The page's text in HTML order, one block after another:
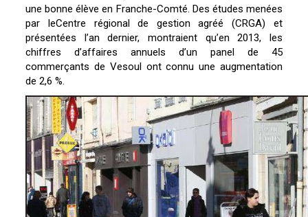
une bonne élève en Franche-Comté. Des études menées
par leCentre régional de gestion agréé (CRGA) et
présentées l’an dernier, montraient qu’en 2013, les
chiffres d’affaires annuels d’un panel de 45
commerçants de Vesoul ont connu une augmentation
de 2,6 %.